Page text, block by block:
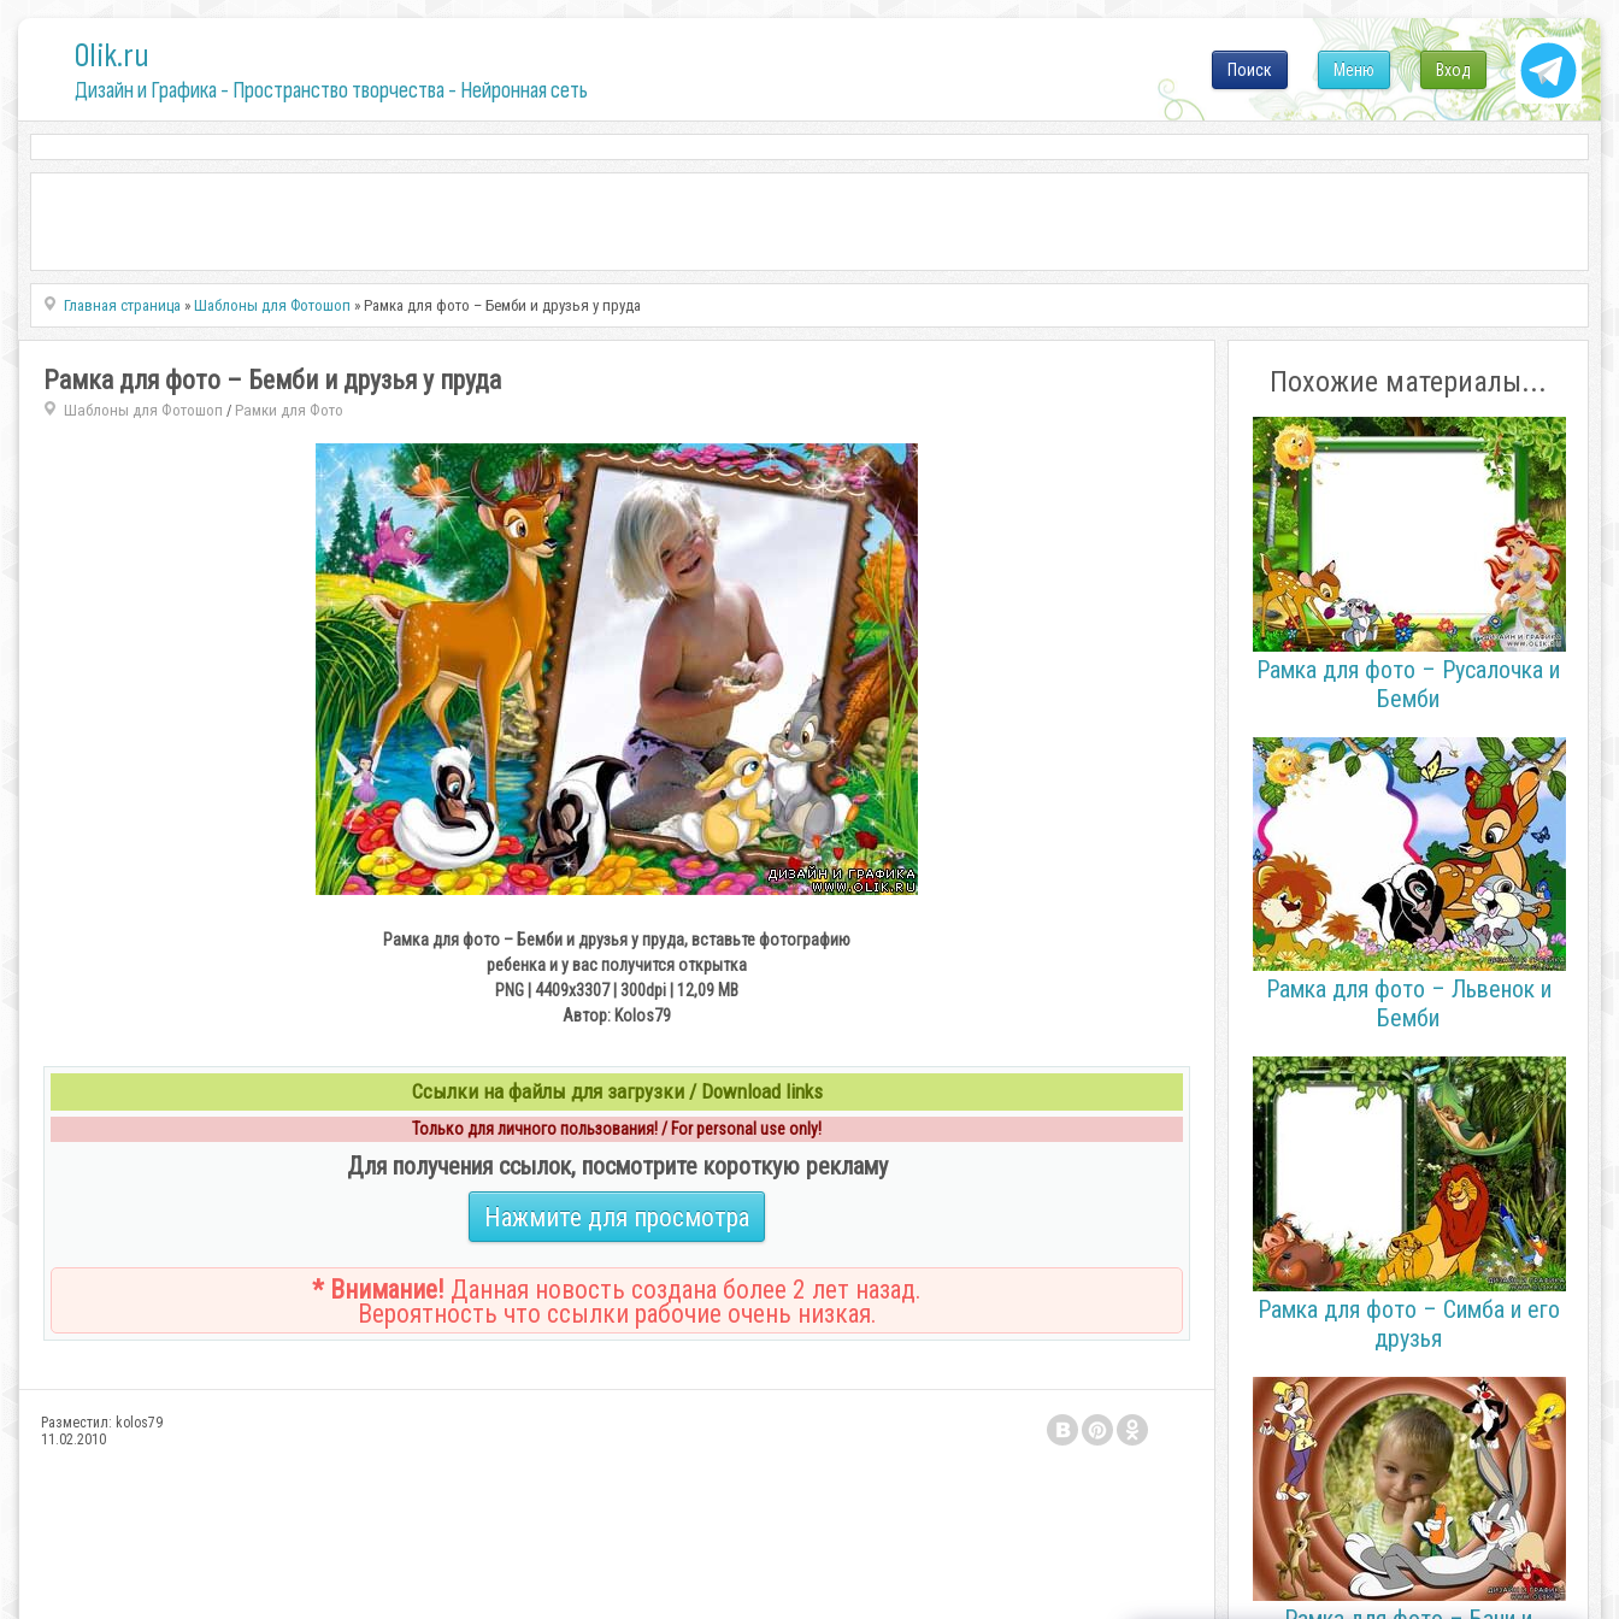
0lik.ru
Дизайн и Графика - Пространство творчества - Нейронная сеть
Вход
Меню
Поиск
Главная страница »Шаблоны для Фотошоп » Рамка для фото – Бемби и друзья у пруда
Рамка для фото – Бемби и друзья у пруда
Шаблоны для Фотошоп / Рамки для Фото
Рамка для фото – Бемби и друзья у пруда, вставьте фотографию
ребенка и у вас получится открытка
PNG | 4409х3307 | 300dpi | 12,09 МB
Автор: Kolos79
Ссылки на файлы для загрузки / Download links
Только для личного пользования! / For personal use only!
Для получения ссылок, посмотрите короткую рекламу
Нажмите для просмотра
* Внимание! Данная новость создана более 2 лет назад.
Вероятность что ссылки рабочие очень низкая.
Разместил: kolos79
11.02.2010
Похожие материалы...
Рамка для фото – Русалочка и
Бемби
Рамка для фото – Львенок и
Бемби
Рамка для фото – Симба и его
друзья